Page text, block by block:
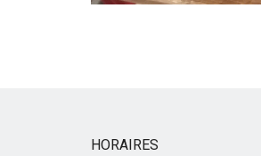
HORAIRES